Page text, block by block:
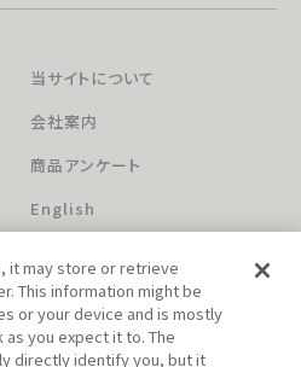
当サイトについて
会社案内
商品アンケート
English
it may store or retrieve
This information might be
or your device and is mostly
you expect it to. The
directly identify you, but it